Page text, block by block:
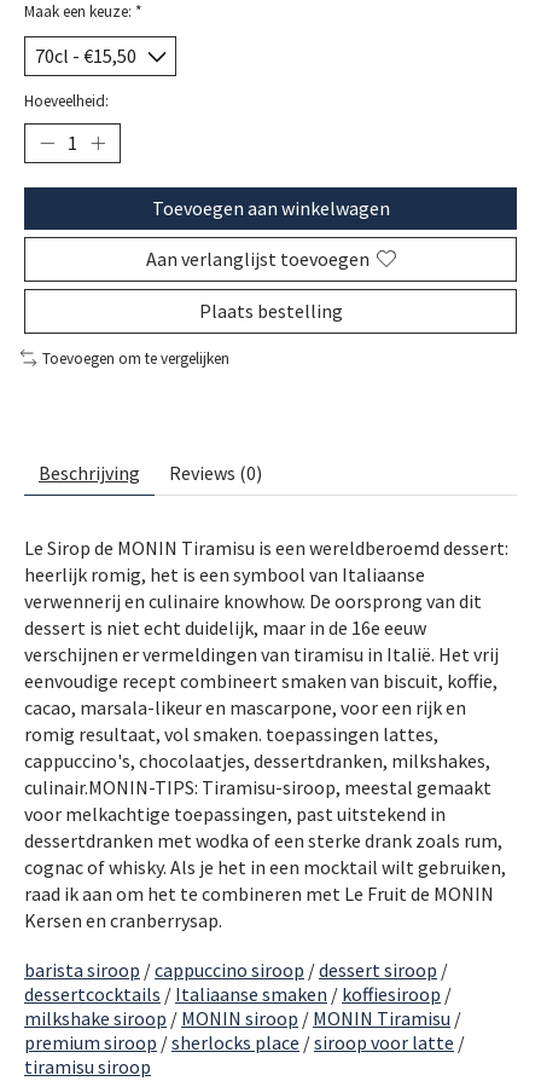
Maak een keuze: *
Hoeveelheid:
Toevoegen aan winkelwagen
Aan verlanglijst toevoegen
Plaats bestelling
Toevoegen om te vergelijken
Beschrijving Reviews (0)
Le Sirop de MONIN Tiramisu is een wereldberoemd dessert:
heerlijk romig, het is een symbool van Italiaanse
verwennerij en culinaire knowhow. De oorsprong van dit
dessert is niet echt duidelijk, maar in de 16e eeuw
verschijnen er vermeldingen van tiramisu in Italië. Het vrij
eenvoudige recept combineert smaken van biscuit, koffie,
cacao, marsala-likeur en mascarpone, voor een rijk en
romig resultaat, vol smaken. toepassingen lattes,
cappuccino's, chocolaatjes, dessertdranken, milkshakes,
culinair.MONIN-TIPS: Tiramisu-siroop, meestal gemaakt
voor melkachtige toepassingen, past uitstekend in
dessertdranken met wodka of een sterke drank zoals rum,
cognac of whisky. Als je het in een mocktail wilt gebruiken,
raad ik aan om het te combineren met Le Fruit de MONIN
Kersen en cranberrysap.
barista siroop /cappuccino siroop /dessert siroop /
dessertcocktails / Italiaanse smaken / koffiesiroop /
milkshake siroop / MONIN siroop / MONIN Tiramisu /
premium siroop /sherlocks place /siroop voor latte /
tiramisu siroop